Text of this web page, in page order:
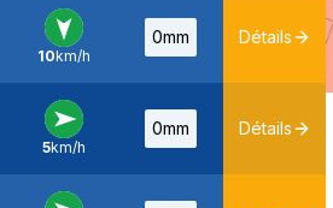
N -
10km/h
0mm Détails
O -
5km/h
0mm Détails